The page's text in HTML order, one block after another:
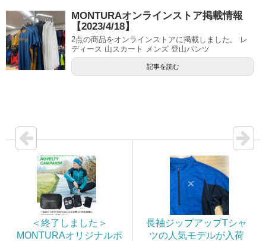
MONTURAオンラインストア掲載情報
【2023/4/18】
2点の商品をオンラインストアに掲載しました。 レ
ディース 山スカート メンズ 登山パンツ
記事を読む
＜終了しました＞
MONTURAオリジナルポ
長袖ジップアップTシャ
ツの人気モデルが入荷